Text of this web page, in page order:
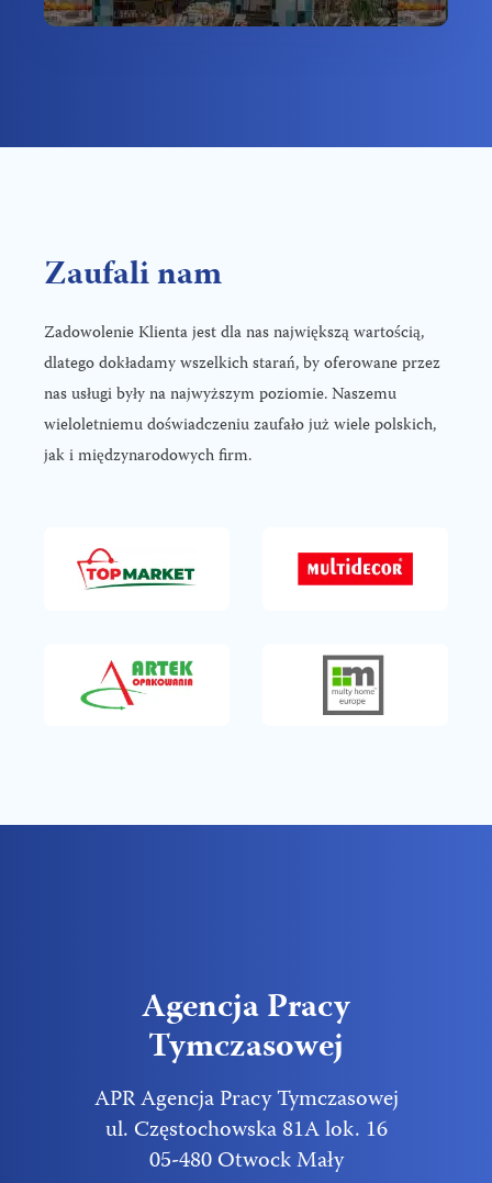
Zaufali nam
Zadowolenie Klienta jest dla nas największą wartością,
dlatego dokładamy wszelkich starań, by oferowane przez
nas usługi były na najwyższym poziomie. Naszemu
wieloletniemu doświadczeniu zaufało już wiele polskich,
jak i międzynarodowych firm.
Agencja Pracy
Tymczasowej
APR Agencja Pracy Tymczasowej
ul. Częstochowska 81A lok. 16
05-480 Otwock Mały